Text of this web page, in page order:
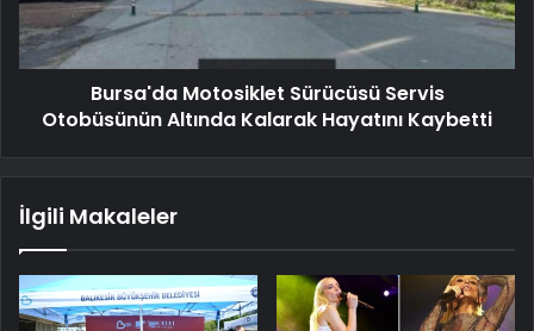
Bursa'da Motosiklet Sürücüsü Servis
Otobüsünün Altında Kalarak Hayatını Kaybetti
İlgili Makaleler